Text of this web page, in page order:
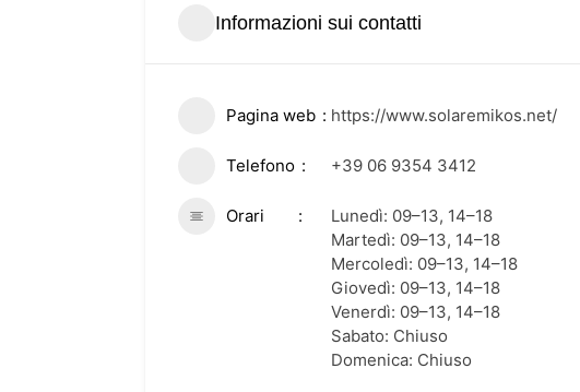
Informazioni sui contatti
Pagina web https://www.solaremikos.net/
Telefono +39 06 9354 3412
Orari
Lunedì: 09–13, 14–18
Martedì: 09–13, 14–18
Mercoledì: 09–13, 14–18
Giovedì: 09–13, 14–18
Venerdì: 09–13, 14–18
Sabato: Chiuso
Domenica: Chiuso